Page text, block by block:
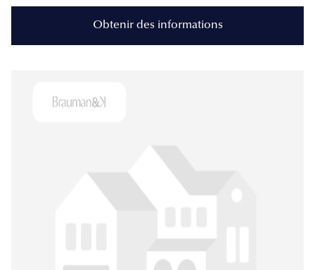
Obtenir des informations